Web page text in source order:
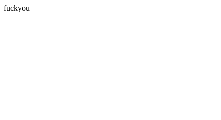
fuckyou